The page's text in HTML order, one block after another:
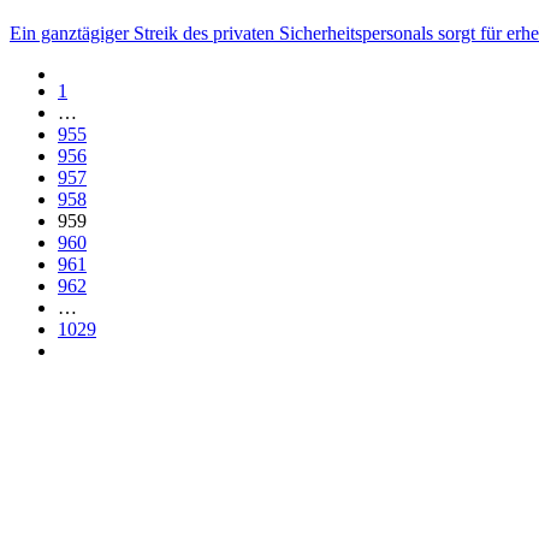
Ein ganztägiger Streik des privaten Sicherheitspersonals sorgt für
1
…
955
956
957
958
959
960
961
962
…
1029